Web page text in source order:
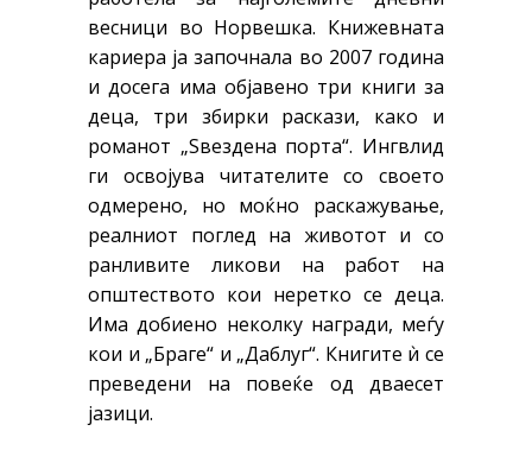
весници во Норвешка. Книжевната
кариера ја започнала во 2007 година
и досега има објавено три книги за
деца, три збирки раскази, како и
романот „Ѕвездена порта“. Ингвлид
ги освојува читателите со своето
одмерено, но моќно раскажување,
реалниот поглед на животот и со
ранливите ликови на работ на
општеството кои неретко се деца.
Има добиено неколку награди, меѓу
кои и „Браге“ и „Даблуг“. Книгите ѝ се
преведени на повеќе од дваесет
јазици.